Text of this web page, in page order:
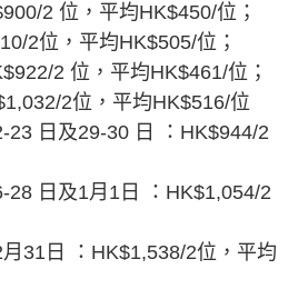
2 位，平均HK$450/位；
2位，平均HK$505/位；
2 位，平均HK$461/位；
2位，平均HK$516/位
23 日及29-30 日 ：HK$944/2
28 日及1月1日 ：HK$1,054/2
31日 ：HK$1,538/2位，平均